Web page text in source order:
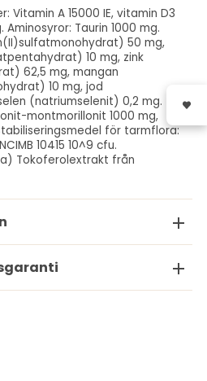
Vitamin A 15000 IE, vitamin D3
Aminosyror: Taurin 1000 mg.
50 mg,
10 mg, zink
62,5 mg, mangan
10 mg, jod
(natriumselenit) 0,2 mg.
montmorillonit 1000 mg,
för tarmflora:
10415 10^9 cfu.
Tokoferolextrakt från